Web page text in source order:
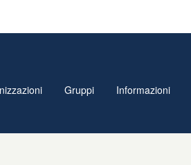
Gruppi Informazioni